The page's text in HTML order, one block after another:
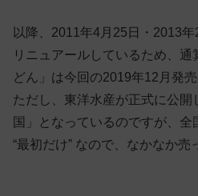
以降、2011年4月25日・2013
リニュアールしているため、通
どん」は今回の2019年12月発
ただし、東洋水産が正式に公
国」となっているのですが、
“最初だけ” なので、なかなか